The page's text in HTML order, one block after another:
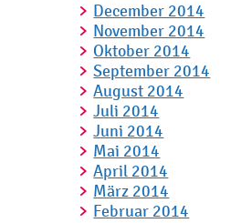
December 2014
November 2014
Oktober 2014
September 2014
August 2014
Juli 2014
Juni 2014
Mai 2014
April 2014
März 2014
Februar 2014